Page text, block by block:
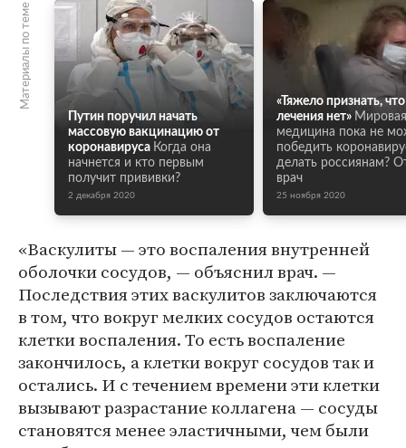
Материалы по теме
Путин поручил начать
массовую вакцинацию от
коронавируса Когда она
начнется и кто первым
получит прививки?
2 декабря 2020
«Тяжело признать, что
лечения нет» Мировая
медицина пока не
победить
делать россиянам?
врач
25 ноября 2020
«Васкулиты — это воспаления внутренней
оболочки сосудов, — объяснил врач. —
Последствия этих васкулитов заключаются
в том, что вокруг мелких сосудов остаются
клетки воспаления. То есть воспаление
закончилось, а клетки вокруг сосудов так и
остались. И с течением времени эти клетки
вызывают разрастание коллагена — сосуды
становятся менее эластичными, чем были